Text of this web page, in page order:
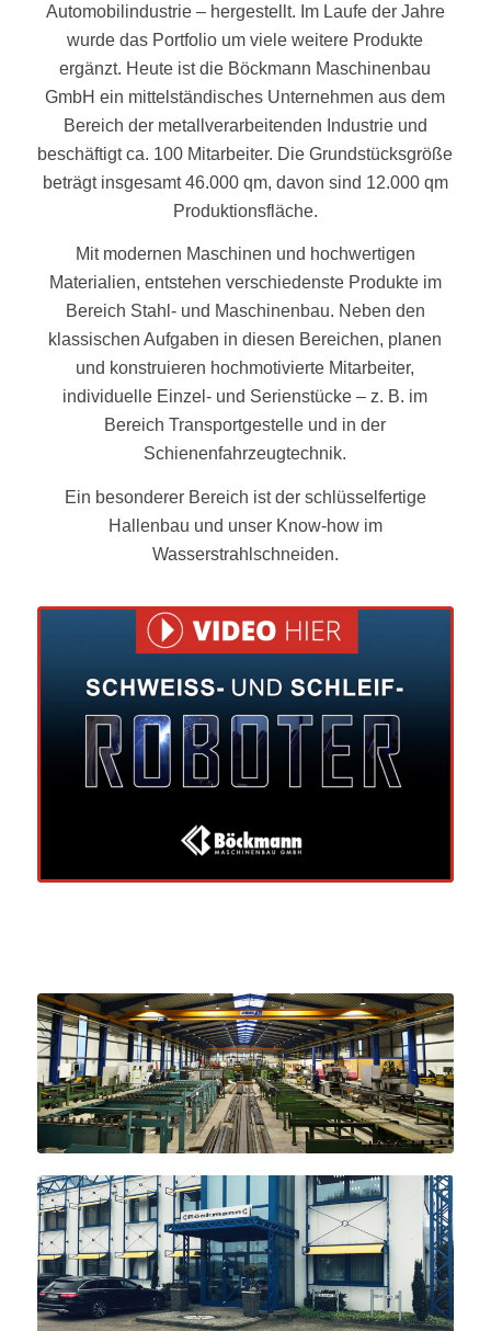
Automobilindustrie – hergestellt. Im Laufe der Jahre
wurde das Portfolio um viele weitere Produkte
ergänzt. Heute ist die Böckmann Maschinenbau
GmbH ein mittelständisches Unternehmen aus dem
Bereich der metallverarbeitenden Industrie und
beschäftigt ca. 100 Mitarbeiter. Die Grundstücksgröße
beträgt insgesamt 46.000 qm, davon sind 12.000 qm
Produktionsfläche.
Mit modernen Maschinen und hochwertigen
Materialien, entstehen verschiedenste Produkte im
Bereich Stahl- und Maschinenbau. Neben den
klassischen Aufgaben in diesen Bereichen, planen
und konstruieren hochmotivierte Mitarbeiter,
individuelle Einzel- und Serienstücke – z. B. im
Bereich Transportgestelle und in der
Schienenfahrzeugtechnik.
Ein besonderer Bereich ist der schlüsselfertige
Hallenbau und unser Know-how im
Wasserstrahlschneiden.